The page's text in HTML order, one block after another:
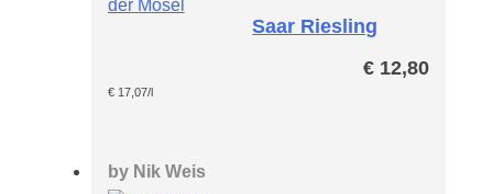
Saar Riesling
€ 12,80
€17,07/l
by Nik Weis